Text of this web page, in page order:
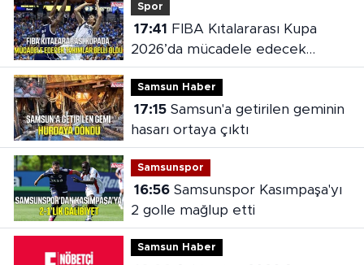
Spor
17:41
2026’da mücadele edecek
takımlar belli oldu
Samsun Haber
17:15Samsun'a getirilen geminin
hasarı ortaya çıktı
Samsunspor
16:56Samsunspor Kasımpaşa'yı
2 golle mağlup etti
Samsun Haber